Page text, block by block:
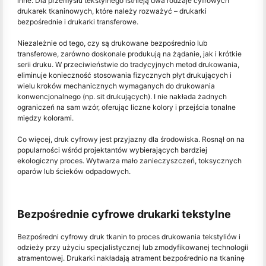
drukarek tkaninowych, które należy rozważyć – drukarki
bezpośrednie i drukarki transferowe.
Niezależnie od tego, czy są drukowane bezpośrednio lub
transferowe, zarówno doskonale produkują na żądanie, jak i krótkie
serii druku. W przeciwieństwie do tradycyjnych metod drukowania,
eliminuje konieczność stosowania fizycznych płyt drukujących i
wielu kroków mechanicznych wymaganych do drukowania
konwencjonalnego (np. sit drukujących). I nie nakłada żadnych
ograniczeń na sam wzór, oferując liczne kolory i przejścia tonalne
między kolorami.
Co więcej, druk cyfrowy jest przyjazny dla środowiska. Rosnął on na
popularności wśród projektantów wybierających bardziej
ekologiczny proces. Wytwarza mało zanieczyszczeń, toksycznych
oparów lub ścieków odpadowych.
Bezpośrednie cyfrowe drukarki tekstylne
Bezpośredni cyfrowy druk tkanin to proces drukowania tekstyliów i
odzieży przy użyciu specjalistycznej lub zmodyfikowanej technologii
atramentowej. Drukarki nakładają atrament bezpośrednio na tkaninę